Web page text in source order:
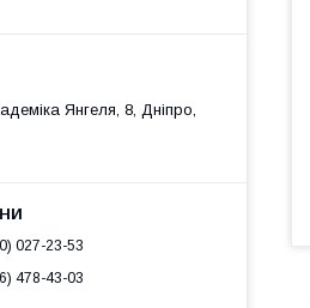
Янгеля, 8, Дніпро,
027-23-53
478-43-03